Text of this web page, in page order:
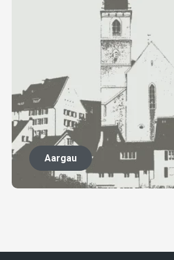
Aargau